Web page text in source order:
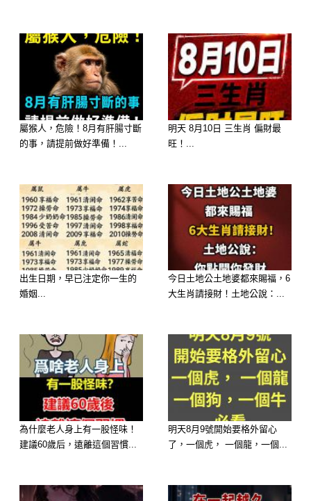
–
–
–
–
–
–
–
–
屬猴人，危險！8月有肝腸寸斷
的事，請提前做好準備！...
明天 8月10日 三生肖 偏財最
旺！...
出生日期，早已注定你一生的
婚姻...
今日土地公土地婆都來賜福，6
大生肖請接財！土地公說：...
為什麼老人身上有一股怪味！
建議60歲后，遠離這個習慣...
明天8月9號開始要格外留心
了，一個虎， 一個龍，一個...